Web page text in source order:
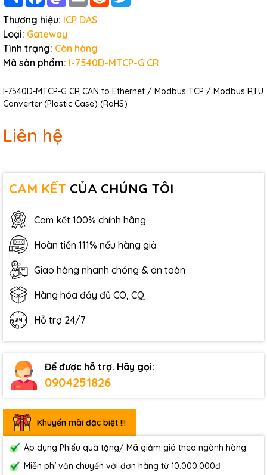
Thương hiệu: ICP DAS
Loại: Gateway
Tình trạng: Còn hàng
Mã sản phẩm: I-7540D-MTCP-G CR
I-7540D-MTCP-G CR CAN to Ethernet / Modbus TCP / Modbus RTU
Converter (Plastic Case) (RoHS)
Liên hệ
CAM KẾT CỦA CHÚNG TÔI
Cam kết 100% chính hãng
Hoàn tiền 111% nếu hàng giả
Giao hàng nhanh chóng & an toàn
Hàng hóa đầy đủ CO, CQ
Hỗ trợ 24/7
Để được hỗ trợ. Hãy gọi:
0904251826
Khuyến mãi đặc biệt !!!
Áp dụng Phiếu quà tặng/ Mã giảm giá theo ngành hàng.
Miễn phí vận chuyển với đơn hàng từ 10.000.000đ